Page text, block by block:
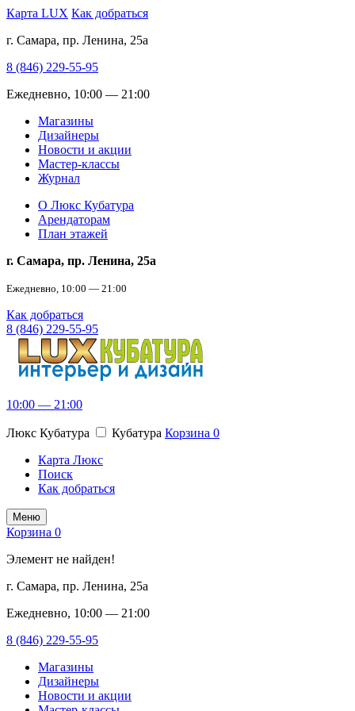
Карта LUX Как добраться
г. Самара, пр. Ленина, 25а
8 (846) 229-55-95
Ежедневно, 10:00 — 21:00
Магазины
Дизайнеры
Новости и акции
Мастер-классы
Журнал
О Люкс Кубатура
Арендаторам
План этажей
г. Самара, пр. Ленина, 25а
Ежедневно, 10:00 — 21:00
Как добраться
8 (846) 229-55-95
10:00 — 21:00
Люкс Кубатура Кубатура Корзина 0
Карта Люкс
Поиск
Как добраться
Меню
Корзина 0
Элемент не найден!
г. Самара, пр. Ленина, 25а
Ежедневно, 10:00 — 21:00
8 (846) 229-55-95
Магазины
Дизайнеры
Новости и акции